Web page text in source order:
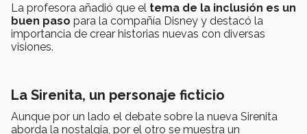
La profesora añadió que el tema de la inclusión es un
buen paso para la compañía Disney y destacó la
importancia de crear historias nuevas con diversas
visiones.
La Sirenita, un personaje ficticio
Aunque por un lado el debate sobre la nueva Sirenita
aborda la nostalgia, por el otro se muestra un